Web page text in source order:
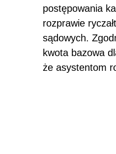
postępowania
rozprawie
sądowych.
kwota bazowa
że asystentom